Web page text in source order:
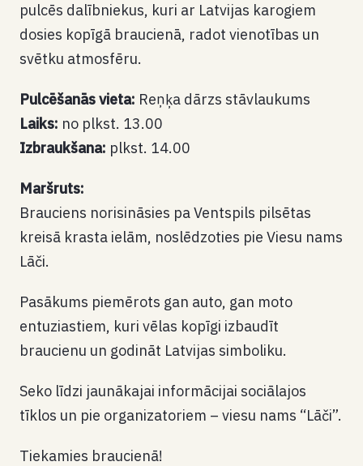
pulcēs dalībniekus, kuri ar Latvijas karogiem
dosies kopīgā braucienā, radot vienotības un
svētku atmosfēru.
Pulcēšanās vieta: Reņķa dārzs stāvlaukums
Laiks: no plkst. 13.00
Izbraukšana: plkst. 14.00
Maršruts:
Brauciens norisināsies pa Ventspils pilsētas
kreisā krasta ielām, noslēdzoties pie Viesu nams
Lāči.
Pasākums piemērots gan auto, gan moto
entuziastiem, kuri vēlas kopīgi izbaudīt
braucienu un godināt Latvijas simboliku.
Seko līdzi jaunākajai informācijai sociālajos
tīklos un pie organizatoriem – viesu nams “Lāči”.
Tiekamies braucienā!